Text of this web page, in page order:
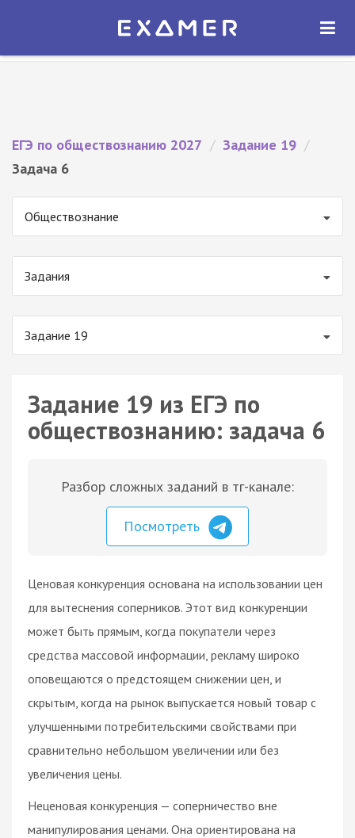
Экзамер — ЕГЭ 2027
ОТКРЫТЬ
ЕГЭ по обществознанию 2027 / Задание 19 /
Задача 6
Обществознание
Задания
Задание 19
Задание 19 из ЕГЭ по
обществознанию: задача 6
Разбор сложных заданий в тг-канале:
Посмотреть
Ценовая конкуренция основана на использовании цен
для вытеснения соперников. Этот вид конкуренции
может быть прямым, когда покупатели через
средства массовой информации, рекламу широко
оповещаются о предстоящем снижении цен, и
скрытым, когда на рынок выпускается новый товар с
улучшенными потребительскими свойствами при
сравнительно небольшом увеличении или без
увеличения цены.
Неценовая конкуренция — соперничество вне
манипулирования ценами. Она ориентирована на